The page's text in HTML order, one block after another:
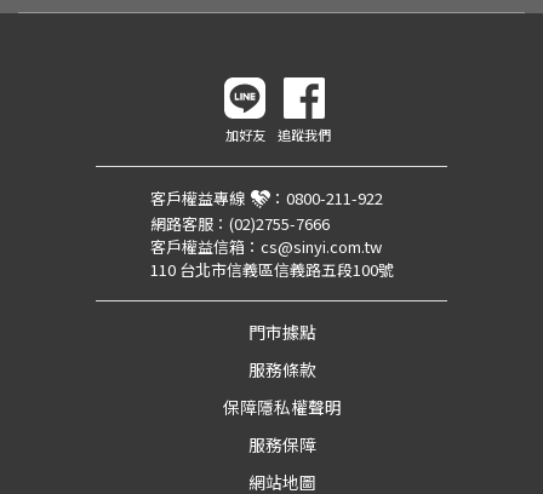
加好友 追蹤我們
客戶權益專線 ： 0800-211-922
網路客服： (02)2755-7666
客戶權益信箱： cs@sinyi.com.tw
110 台北市信義區信義路五段100號
門市據點
服務條款
保障隱私權聲明
服務保障
網站地圖